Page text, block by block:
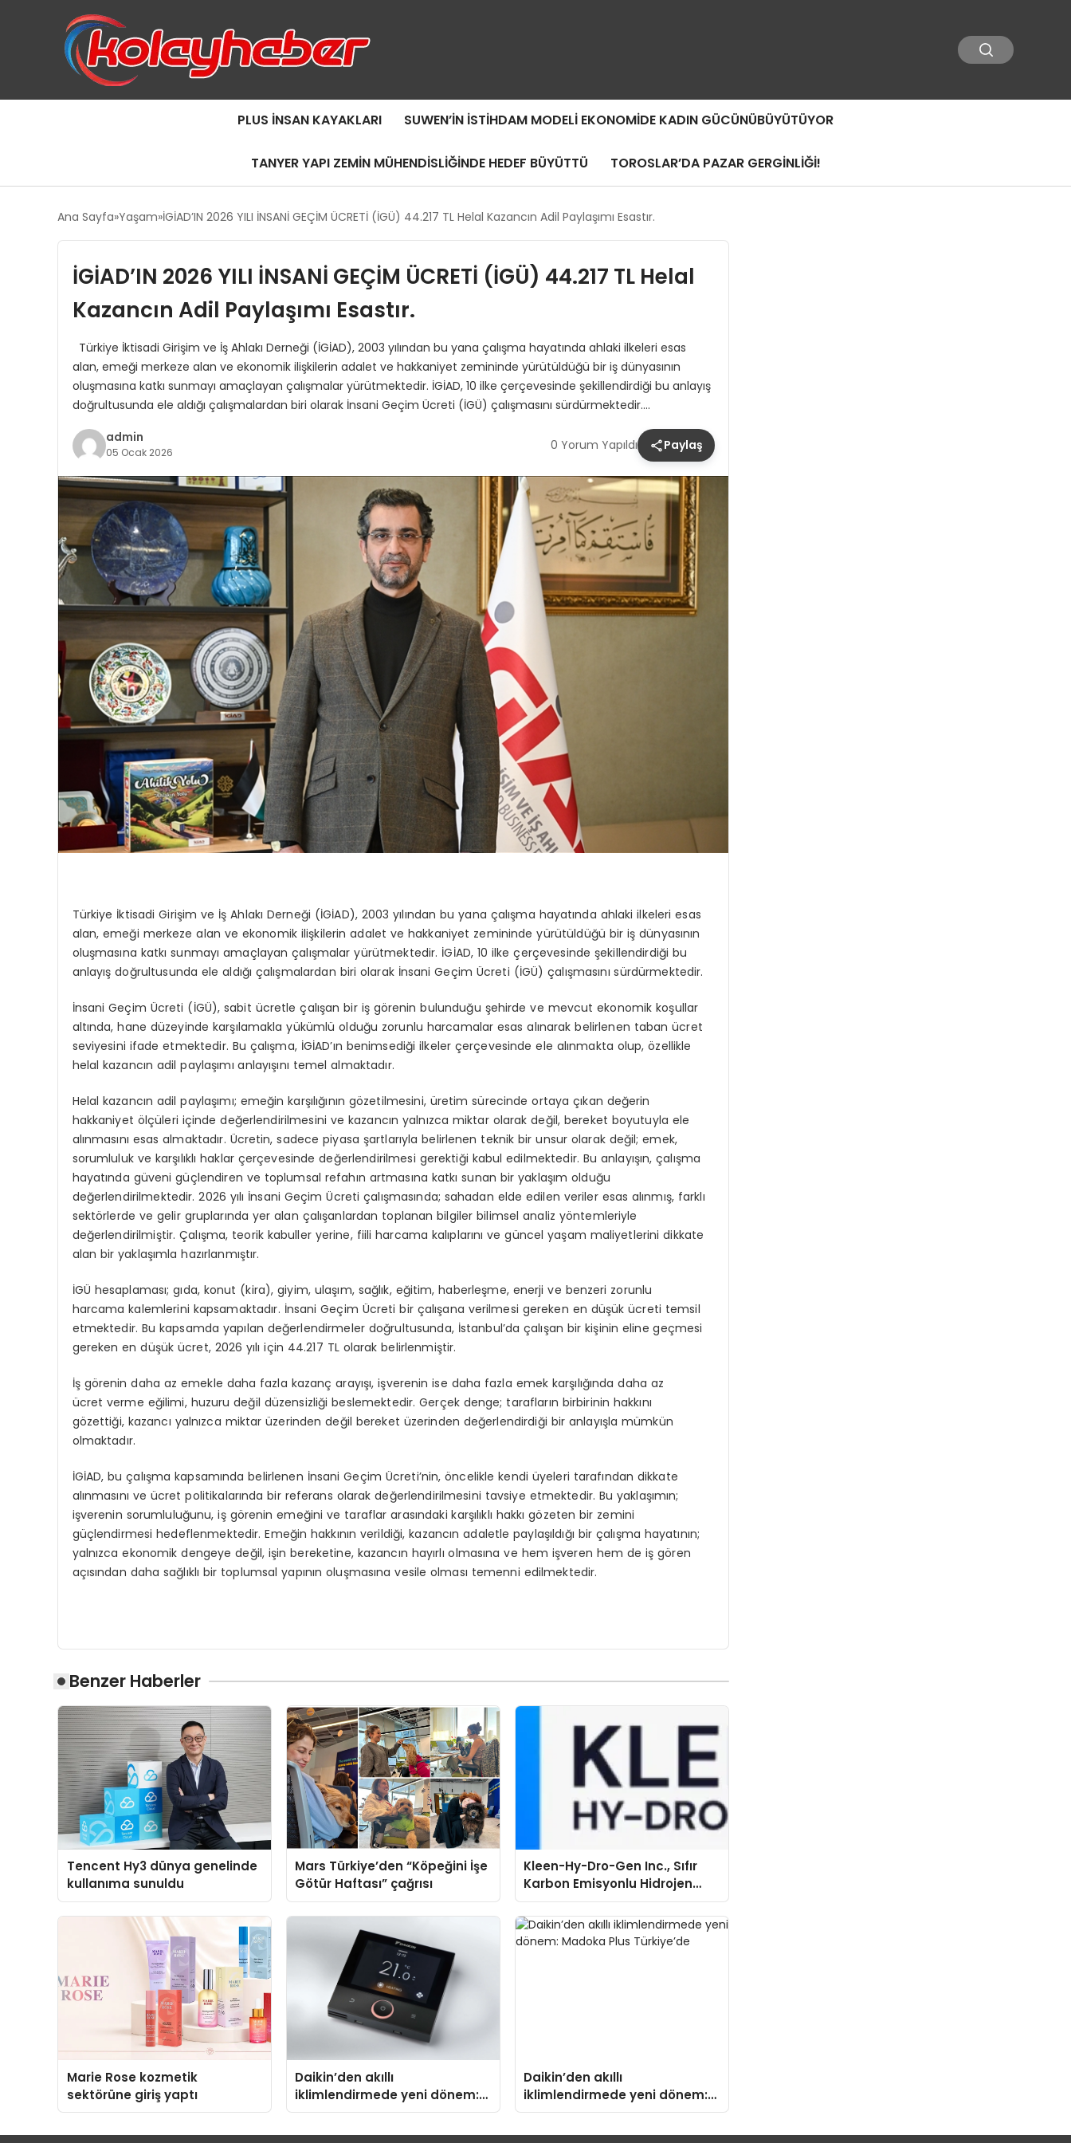
PLUS İNSAN KAYAKLARI SUWEN’IN İSTIHDAM MODELI EKONOMIDE KADIN GÜCÜNÜBÜYÜTÜYOR
TANYER YAPI ZEMIN MÜHENDISLIĞINDE HEDEF BÜYÜTTÜ TOROSLAR’DA PAZAR GERGİNLİĞİ!
Ana Sayfa Yaşam İGİAD’IN 2026 YILI İNSANİ GEÇİM ÜCRETİ (İGÜ) 44.217 TL Helal Kazancın Adil Paylaşımı Esastır.
İGİAD’IN 2026 YILI İNSANİ GEÇİM ÜCRETİ (İGÜ) 44.217 TL Helal
Kazancın Adil Paylaşımı Esastır.
Türkiye İktisadi Girişim ve İş Ahlakı Derneği (İGİAD), 2003 yılından bu yana çalışma hayatında ahlaki ilkeleri esas
alan, emeği merkeze alan ve ekonomik ilişkilerin adalet ve hakkaniyet zemininde yürütüldüğü bir iş dünyasının
oluşmasına katkı sunmayı amaçlayan çalışmalar yürütmektedir. İGİAD, 10 ilke çerçevesinde şekillendirdiği bu anlayış
doğrultusunda ele aldığı çalışmalardan biri olarak İnsani Geçim Ücreti (İGÜ) çalışmasını sürdürmektedir….
admin
05 Ocak 2026 0 Yorum Yapıldı Paylaş
Türkiye İktisadi Girişim ve İş Ahlakı Derneği (İGİAD), 2003 yılından bu yana çalışma hayatında ahlaki ilkeleri esas
alan, emeği merkeze alan ve ekonomik ilişkilerin adalet ve hakkaniyet zemininde yürütüldüğü bir iş dünyasının
oluşmasına katkı sunmayı amaçlayan çalışmalar yürütmektedir. İGİAD, 10 ilke çerçevesinde şekillendirdiği bu
anlayış doğrultusunda ele aldığı çalışmalardan biri olarak İnsani Geçim Ücreti (İGÜ) çalışmasını sürdürmektedir.
İnsani Geçim Ücreti (İGÜ), sabit ücretle çalışan bir iş görenin bulunduğu şehirde ve mevcut ekonomik koşullar
altında, hane düzeyinde karşılamakla yükümlü olduğu zorunlu harcamalar esas alınarak belirlenen taban ücret
seviyesini ifade etmektedir. Bu çalışma, İGİAD’ın benimsediği ilkeler çerçevesinde ele alınmakta olup, özellikle
helal kazancın adil paylaşımı anlayışını temel almaktadır.
Helal kazancın adil paylaşımı; emeğin karşılığının gözetilmesini, üretim sürecinde ortaya çıkan değerin
hakkaniyet ölçüleri içinde değerlendirilmesini ve kazancın yalnızca miktar olarak değil, bereket boyutuyla ele
alınmasını esas almaktadır. Ücretin, sadece piyasa şartlarıyla belirlenen teknik bir unsur olarak değil; emek,
sorumluluk ve karşılıklı haklar çerçevesinde değerlendirilmesi gerektiği kabul edilmektedir. Bu anlayışın, çalışma
hayatında güveni güçlendiren ve toplumsal refahın artmasına katkı sunan bir yaklaşım olduğu
değerlendirilmektedir. 2026 yılı İnsani Geçim Ücreti çalışmasında; sahadan elde edilen veriler esas alınmış, farklı
sektörlerde ve gelir gruplarında yer alan çalışanlardan toplanan bilgiler bilimsel analiz yöntemleriyle
değerlendirilmiştir. Çalışma, teorik kabuller yerine, fiili harcama kalıplarını ve güncel yaşam maliyetlerini dikkate
alan bir yaklaşımla hazırlanmıştır.
İGÜ hesaplaması; gıda, konut (kira), giyim, ulaşım, sağlık, eğitim, haberleşme, enerji ve benzeri zorunlu
harcama kalemlerini kapsamaktadır. İnsani Geçim Ücreti bir çalışana verilmesi gereken en düşük ücreti temsil
etmektedir. Bu kapsamda yapılan değerlendirmeler doğrultusunda, İstanbul’da çalışan bir kişinin eline geçmesi
gereken en düşük ücret, 2026 yılı için 44.217 TL olarak belirlenmiştir.
İş görenin daha az emekle daha fazla kazanç arayışı, işverenin ise daha fazla emek karşılığında daha az
ücret verme eğilimi, huzuru değil düzensizliği beslemektedir. Gerçek denge; tarafların birbirinin hakkını
gözettiği, kazancı yalnızca miktar üzerinden değil bereket üzerinden değerlendirdiği bir anlayışla mümkün
olmaktadır.
İGİAD, bu çalışma kapsamında belirlenen İnsani Geçim Ücreti’nin, öncelikle kendi üyeleri tarafından dikkate
alınmasını ve ücret politikalarında bir referans olarak değerlendirilmesini tavsiye etmektedir. Bu yaklaşımın;
işverenin sorumluluğunu, iş görenin emeğini ve taraflar arasındaki karşılıklı hakkı gözeten bir zemini
güçlendirmesi hedeflenmektedir. Emeğin hakkının verildiği, kazancın adaletle paylaşıldığı bir çalışma hayatının;
yalnızca ekonomik dengeye değil, işin bereketine, kazancın hayırlı olmasına ve hem işveren hem de iş gören
açısından daha sağlıklı bir toplumsal yapının oluşmasına vesile olması temenni edilmektedir.
Benzer Haberler
Tencent Hy3 dünya genelinde
kullanıma sunuldu
Mars Türkiye’den “Köpeğini İşe
Götür Haftası” çağrısı
Kleen-Hy-Dro-Gen Inc., Sıfır
Karbon Emisyonlu Hidrojen
Isıtma Teknolojisinde ISO ve
TSSA Düzenleyici Onaylarını
Aldı
Marie Rose kozmetik
sektörüne giriş yaptı
Daikin’den akıllı
iklimlendirmede yeni dönem:
Madoka Plus Türkiye’de
Daikin’den akıllı
iklimlendirmede yeni dönem:
Madoka Plus Türkiye’de